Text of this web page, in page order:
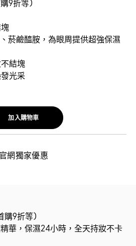
9折等)
菸鹼醯胺，為眼周提供超強保濕
結塊
光采
加入購物車
官網獨家優惠
購9折等)
華，保濕24小時，全天持妝不卡